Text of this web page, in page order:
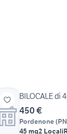
BILOCALE di
450 €
Pordenone (PN
45 mq2 Locali